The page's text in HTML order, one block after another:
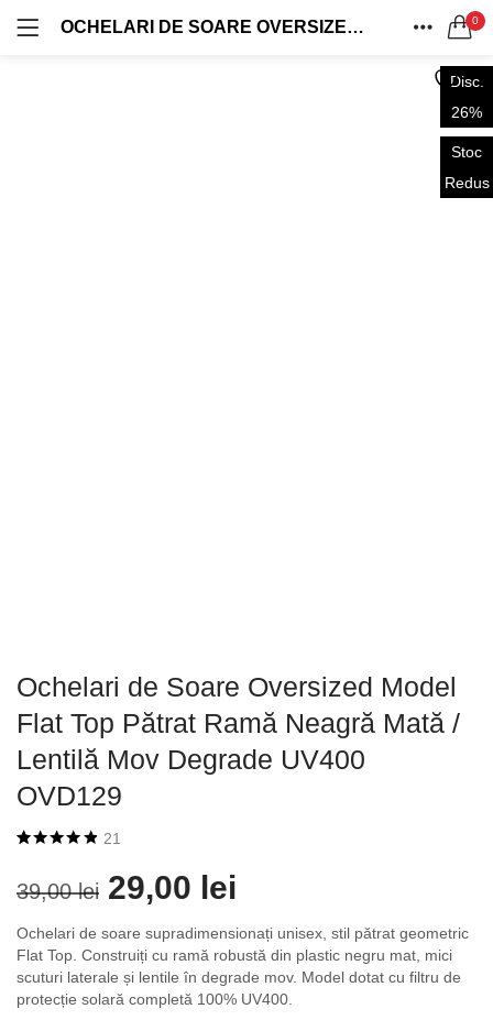
OCHELARI DE SOARE OVERSIZED MODEL FLAT TOP PĂTRAT RAMĂ NEAGRĂ MATĂ / LENTILĂ MOV DEGRADE UV400 OVD129 0
Disc.
26%
Stoc
Redus
Ochelari de Soare Oversized Model
Flat Top Pătrat Ramă Neagră Mată /
Lentilă Mov Degrade UV400
OVD129
baza ade
evaluări de la
21
39,00lei 29,00 lei
Ochelari de soare supradimensionați unisex, stil pătrat geometric
Flat Top. Construiți cu ramă robustă din plastic negru mat, mici
scuturi laterale și lentile în degrade mov. Model dotat cu filtru de
protecție solară completă 100% UV400.